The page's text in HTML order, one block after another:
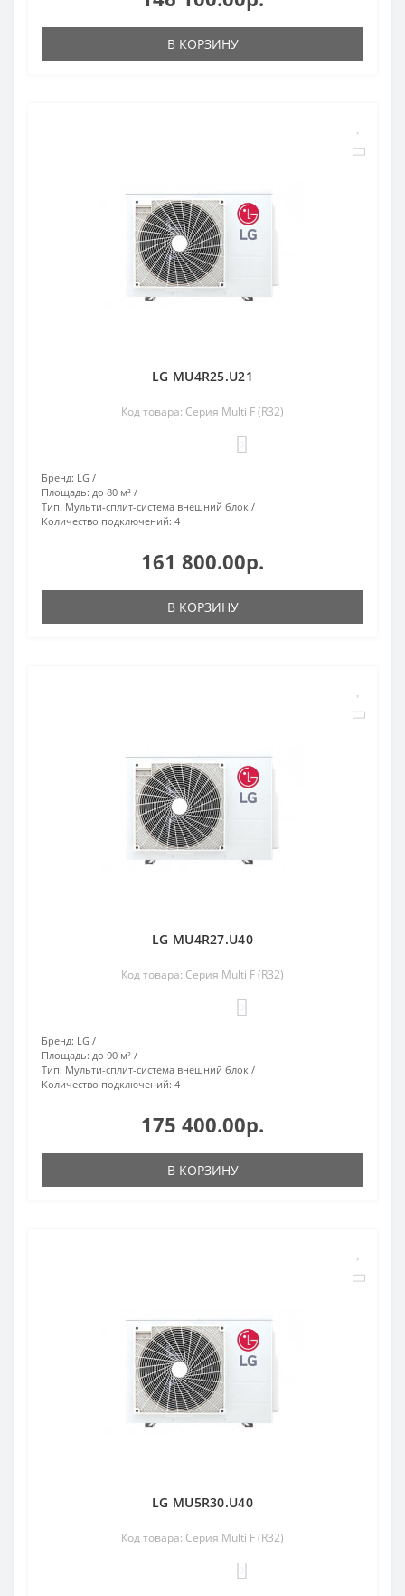
В КОРЗИНУ
LG MU4R25.U21
Код товара: Серия Multi F (R32)
Бренд: LG
Площадь: до 80 м²
Тип: Мульти-сплит-система внешний блок
Количество подключений: 4
161 800.00р.
В КОРЗИНУ
LG MU4R27.U40
Код товара: Серия Multi F (R32)
Бренд: LG
Площадь: до 90 м²
Тип: Мульти-сплит-система внешний блок
Количество подключений: 4
175 400.00р.
В КОРЗИНУ
LG MU5R30.U40
Код товара: Серия Multi F (R32)